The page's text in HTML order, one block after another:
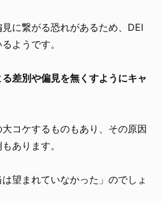
に繋がる恐れがあるため、DEI
ようです。
差別や偏見を無くすようにキャ
コケするものもあり、その原因
あります。
望まれていなかった」のでしょ